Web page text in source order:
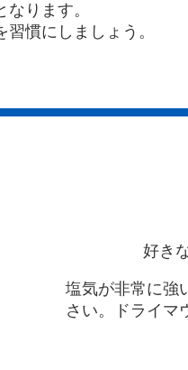
なります。
慣にしましょう。
好き
塩気が非常に強
さい。ドライマ